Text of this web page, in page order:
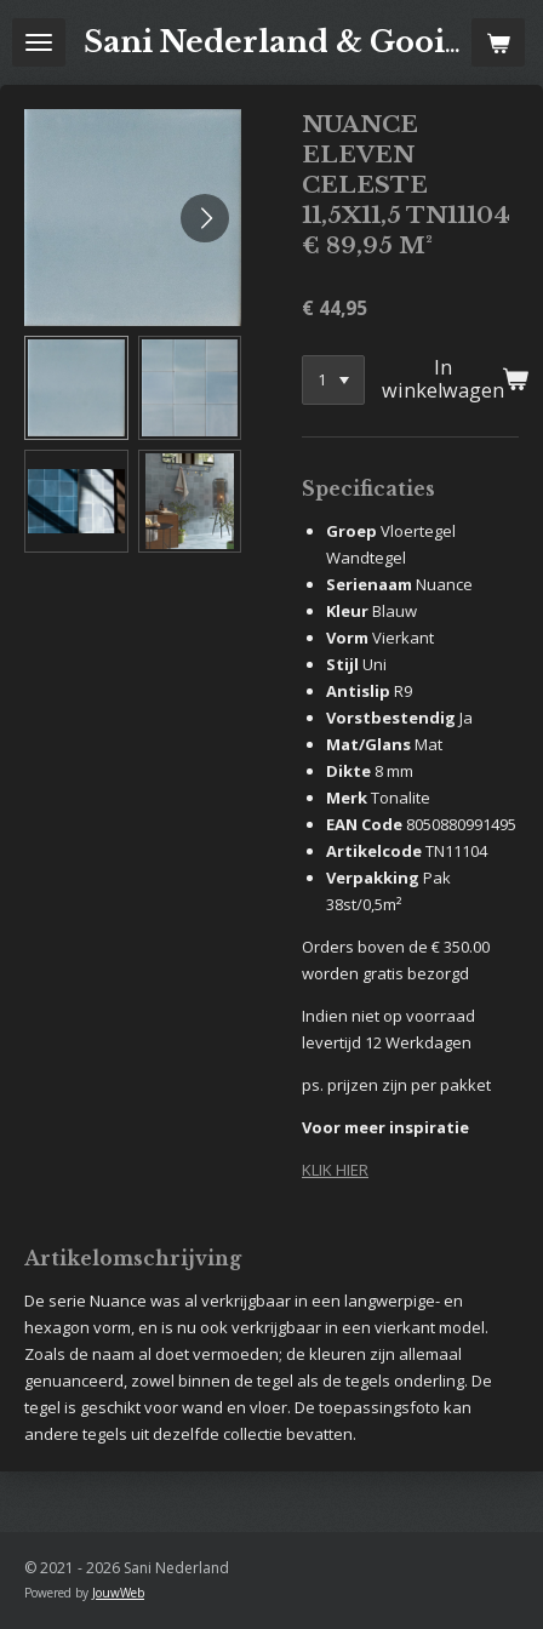
direct
Sani Nederland & Goois Tegelhuis
NUANCE
ELEVEN
CELESTE
11,5X11,5 TN11104
€ 89,95 M²
€ 44,95
In
winkelwagen
Specificaties
Groep Vloertegel
Wandtegel
Serienaam Nuance
KleurBlauw
Vorm Vierkant
Stijl Uni
Antislip R9
Vorstbestendig Ja
Mat/GlansMat
Dikte 8 mm
MerkTonalite
EAN Code 8050880991495
ArtikelcodeTN11104
Verpakking Pak
38st/0,5m²
Orders boven de € 350.00
worden gratis bezorgd
Indien niet op voorraad
levertijd 12 Werkdagen
ps. prijzen zijn per pakket
Voor meer inspiratie
KLIK HIER
Artikelomschrijving
De serie Nuance was al verkrijgbaar in een langwerpige- en
hexagon vorm, en is nu ook verkrijgbaar in een vierkant model.
Zoals de naam al doet vermoeden; de kleuren zijn allemaal
genuanceerd, zowel binnen de tegel als de tegels onderling. De
tegel is geschikt voor wand en vloer. De toepassingsfoto kan
andere tegels uit dezelfde collectie bevatten.
© 2021 - 2026 Sani Nederland
Powered by JouwWeb